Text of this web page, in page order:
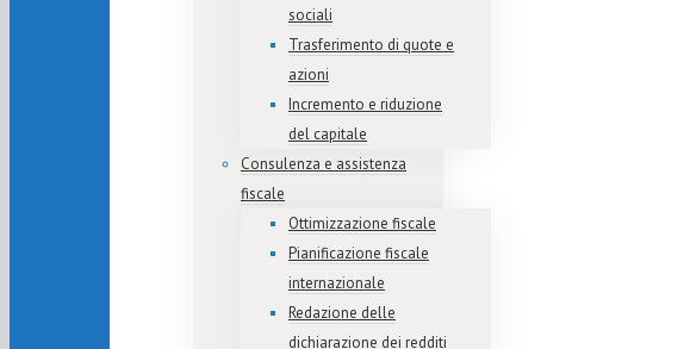
sociali
Trasferimento di quote e
azioni
Incremento e riduzione
del capitale
Consulenza e assistenza
fiscale
Ottimizzazione fiscale
Pianificazione fiscale
internazionale
Redazione delle
dichiarazione dei redditi